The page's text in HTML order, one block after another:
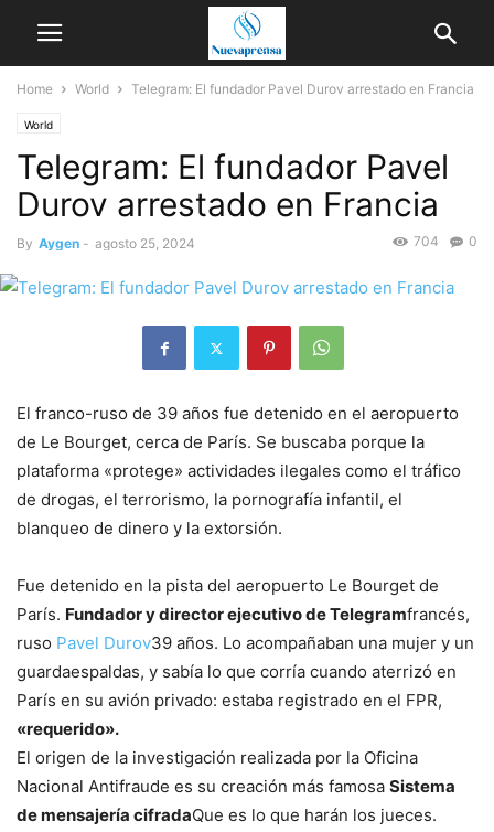
Home World Telegram: El fundador Pavel Durov arrestado en Francia
World
Telegram: El fundador Pavel
Durov arrestado en Francia
By Aygen - agosto 25, 2024 0
704
El franco-ruso de 39 años fue detenido en el aeropuerto
de Le Bourget, cerca de París. Se buscaba porque la
plataforma «protege» actividades ilegales como el tráfico
de drogas, el terrorismo, la pornografía infantil, el
blanqueo de dinero y la extorsión.
Fue detenido en la pista del aeropuerto Le Bourget de
París. Fundador y director ejecutivo de Telegramfrancés,
ruso Pavel Durov39 años. Lo acompañaban una mujer y un
guardaespaldas, y sabía lo que corría cuando aterrizó en
París en su avión privado: estaba registrado en el FPR,
«requerido».
El origen de la investigación realizada por la Oficina
Nacional Antifraude es su creación más famosa Sistema
de mensajería cifradaQue es lo que harán los jueces.